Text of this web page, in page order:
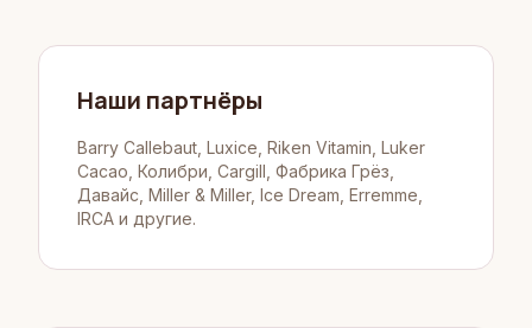
Наши партнёры
Barry Callebaut, Luxice, Riken Vitamin, Luker
Cacao, Колибри, Cargill, Фабрика Грёз,
Давайс, Miller & Miller, Ice Dream, Erremme,
IRCA и другие.